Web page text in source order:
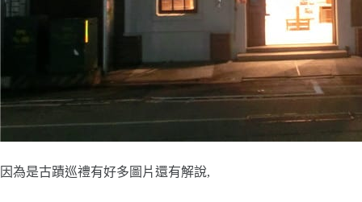
因為是古蹟巡禮有好多圖片還有解說,